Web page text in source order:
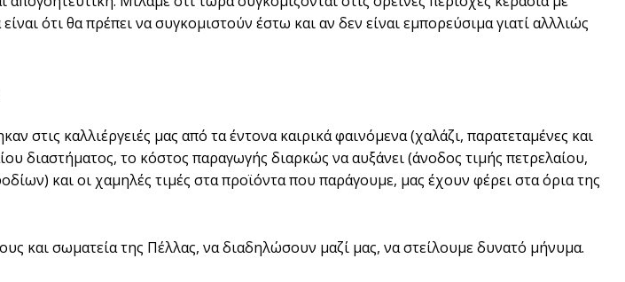
ότι θα πρέπει να συγκομιστούν έστω και αν δεν είναι εμπορεύσιμα γιατί αλλλιώς
στις καλλιέργειές μας από τα έντονα καιρικά φαινόμενα (χαλάζι, παρατεταμένες και
διαστήματος, το κόστος παραγωγής διαρκώς να αυξάνει (άνοδος τιμής πετρελαίου,
και οι χαμηλές τιμές στα προϊόντα που παράγουμε, μας έχουν φέρει στα όρια της
και σωματεία της Πέλλας, να διαδηλώσουν μαζί μας, να στείλουμε δυνατό μήνυμα.